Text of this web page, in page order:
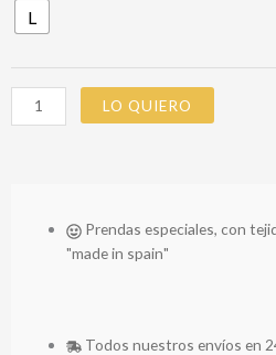
L
CHINO
NIEBLA
cantidad
LO QUIERO
Prendas especiales, con
"made in spain"
Todos nuestros envíos en